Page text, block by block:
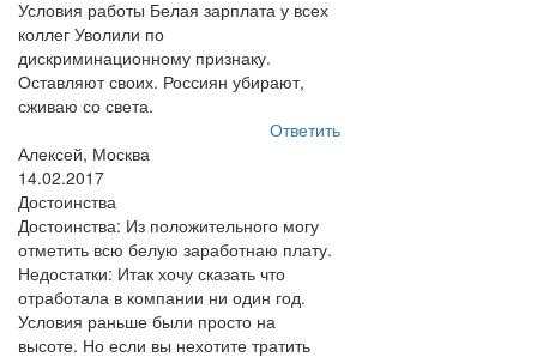
Условия работы Белая зарплата у всех
коллег Уволили по
дискриминационному признаку.
Оставляют своих. Россиян убирают,
сживаю со света.
Ответить
Алексей, Москва
14.02.2017
Достоинства
Достоинства: Из положительного могу
отметить всю белую заработнаю плату.
Недостатки: Итак хочу сказать что
отработала в компании ни один год.
Условия раньше были просто на
высоте. Но если вы нехотите тратить